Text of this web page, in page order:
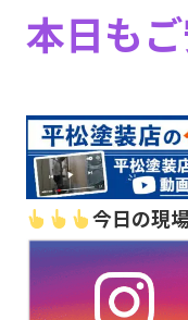
本日も
今日の現